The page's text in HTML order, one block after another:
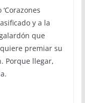
y a la
que
quiere premiar su
Porque llegar,